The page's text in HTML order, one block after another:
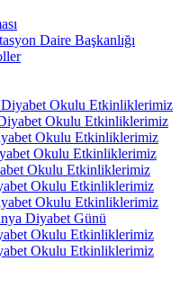
Daire Başkanlığı
Diyabet Okulu Etkinliklerimiz
Okulu Etkinliklerimiz
Okulu Etkinliklerimiz
Okulu Etkinliklerimiz
Okulu Etkinliklerimiz
Okulu Etkinliklerimiz
Okulu Etkinliklerimiz
Diyabet Günü
Okulu Etkinliklerimiz
Okulu Etkinliklerimiz